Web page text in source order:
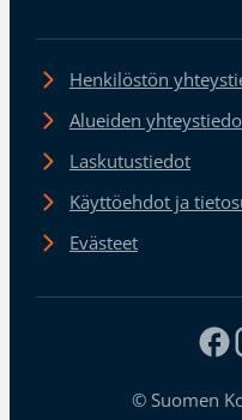
Henkilöstön
Alueiden
Laskutustiedot
Käyttöehdot ja
Evästeet
© Suomen